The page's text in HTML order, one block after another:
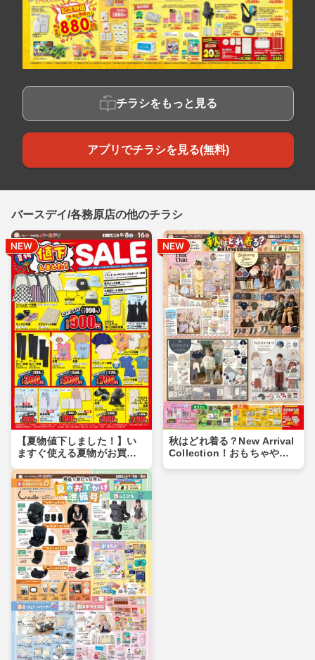
チラシをもっと見る
アプリでチラシを見る(無料)
バースデイ/各務原店の他のチラシ
【夏物値下しました！】い
ますぐ使える夏物がお買い
チャンス！
秋はどれ着る？New Arrival
Collection！おもちゃや食